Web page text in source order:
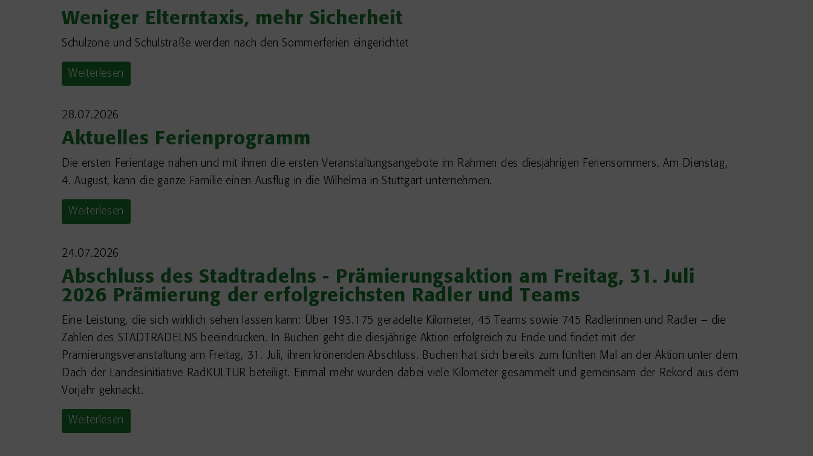
Weniger Elterntaxis, mehr Sicherheit
Schulzone und Schulstraße werden nach den Sommerferien eingerichtet
Weiterlesen
28.07.2026
Aktuelles Ferienprogramm
Die ersten Ferientage nahen und mit ihnen die ersten Veranstaltungsangebote im Rahmen des diesjährigen Feriensommers. Am Dienstag,
4. August, kann die ganze Familie einen Ausflug in die Wilhelma in Stuttgart unternehmen.
Weiterlesen
24.07.2026
Abschluss des Stadtradelns - Prämierungsaktion am Freitag, 31. Juli
2026 Prämierung der erfolgreichsten Radler und Teams
Eine Leistung, die sich wirklich sehen lassen kann: Über 193.175 geradelte Kilometer, 45 Teams sowie 745 Radlerinnen und Radler – die
Zahlen des STADTRADELNS beeindrucken. In Buchen geht die diesjährige Aktion erfolgreich zu Ende und findet mit der
Prämierungsveranstaltung am Freitag, 31. Juli, ihren krönenden Abschluss. Buchen hat sich bereits zum fünften Mal an der Aktion unter dem
Dach der Landesinitiative RadKULTUR beteiligt. Einmal mehr wurden dabei viele Kilometer gesammelt und gemeinsam der Rekord aus dem
Vorjahr geknackt.
Weiterlesen